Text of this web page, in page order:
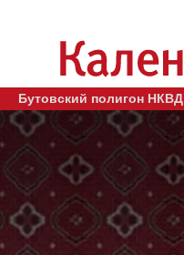
Бутовский полигон НКВД